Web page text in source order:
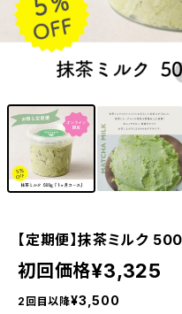
【定期便】抹茶ミルク
初回価格¥3,325
2回目以降¥3,500